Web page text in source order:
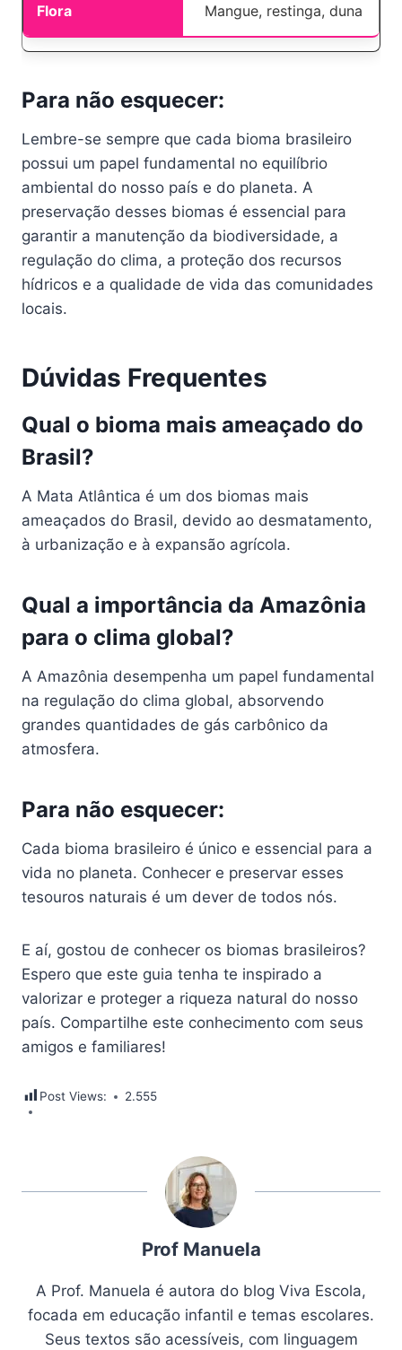
Mangue, restinga, duna
Para não esquecer:
Lembre-se sempre que cada bioma brasileiro
possui um papel fundamental no equilíbrio
ambiental do nosso país e do planeta. A
preservação desses biomas é essencial para
garantir a manutenção da biodiversidade, a
regulação do clima, a proteção dos recursos
hídricos e a qualidade de vida das comunidades
locais.
Dúvidas Frequentes
Qual o bioma mais ameaçado do
Brasil?
A Mata Atlântica é um dos biomas mais
ameaçados do Brasil, devido ao desmatamento,
à urbanização e à expansão agrícola.
Qual a importância da Amazônia
para o clima global?
A Amazônia desempenha um papel fundamental
na regulação do clima global, absorvendo
grandes quantidades de gás carbônico da
atmosfera.
Para não esquecer:
Cada bioma brasileiro é único e essencial para a
vida no planeta. Conhecer e preservar esses
tesouros naturais é um dever de todos nós.
E aí, gostou de conhecer os biomas brasileiros?
Espero que este guia tenha te inspirado a
valorizar e proteger a riqueza natural do nosso
país. Compartilhe este conhecimento com seus
amigos e familiares!
Post Views: 2.555
Prof Manuela
A Prof. Manuela é autora do blog Viva Escola,
focada em educação infantil e temas escolares.
Seus textos são acessíveis, com linguagem